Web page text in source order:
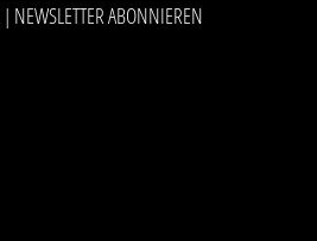
| NEWSLETTER ABONNIEREN